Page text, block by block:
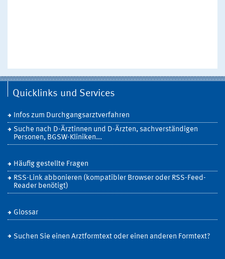
Quicklinks und Services
Infos zum Durchgangsarztverfahren
Suche nach D-Ärztinnen und D-Ärzten, sachverständigen
Personen, BGSW-Kliniken...
Häufig gestellte Fragen
RSS-Link abbonieren (kompatibler Browser oder RSS-Feed-
Reader benötigt)
Glossar
Suchen Sie einen Arztformtext oder einen anderen Formtext?